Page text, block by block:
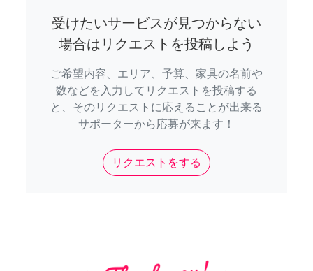
受けたいサービスが見つからない
場合はリクエストを投稿しよう
ご希望内容、エリア、予算、家具の名前や
数などを入力してリクエストを投稿する
と、そのリクエストに応えることが出来る
サポーターから応募が来ます！
リクエストをする